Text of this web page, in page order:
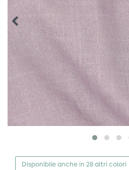
Disponibile anche in 28 altri colori